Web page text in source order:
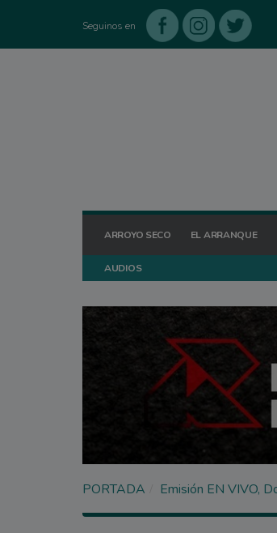
Seguinos en
ARROYO SECO EL ARRANQUE
AUDIOS
PORTADA Emisión EN VIVO,